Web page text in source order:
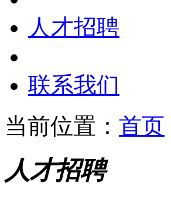
人才招聘
联系我们
当前位置： 首页
人才招聘